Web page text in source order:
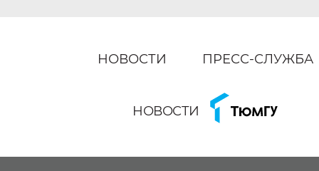
НОВОСТИ ПРЕСС-СЛУЖБА
НОВОСТИ